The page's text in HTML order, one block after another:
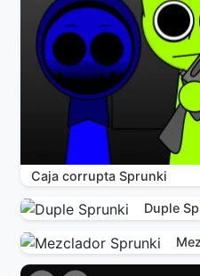
Caja corrupta Sprunki
Duple